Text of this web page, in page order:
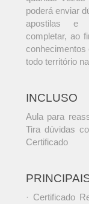
poderá enviar
apostilas e
completar, ao
conhecimentos
todo território
INCLUSO
Aula para
Tira dúvidas
Certificado
· Certificado